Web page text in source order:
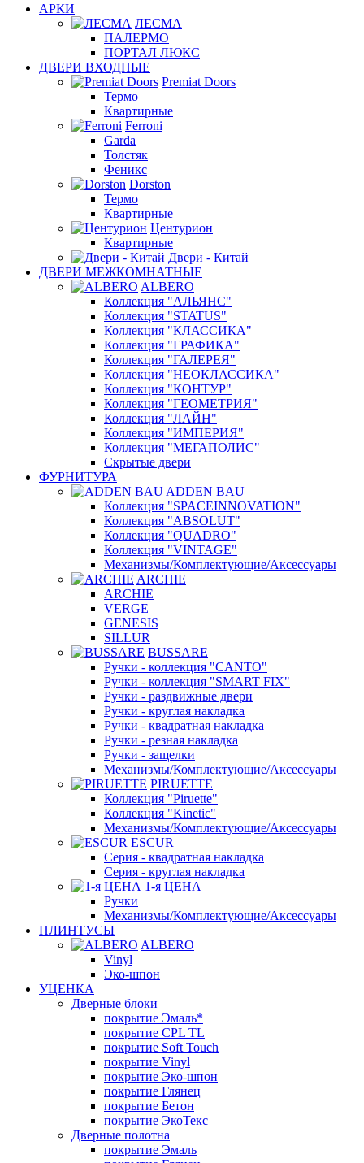
АРКИ
ЛЕСМА
ПАЛЕРМО
ПОРТАЛ ЛЮКС
ДВЕРИ ВХОДНЫЕ
Premiat Doors
Термо
Квартирные
Ferroni
Garda
Толстяк
Феникс
Dorston
Термо
Квартирные
Центурион
Квартирные
Двери - Китай
ДВЕРИ МЕЖКОМНАТНЫЕ
ALBERO
Коллекция "АЛЬЯНС"
Коллекция "STATUS"
Коллекция "КЛАССИКА"
Коллекция "ГРАФИКА"
Коллекция "ГАЛЕРЕЯ"
Коллекция "НЕОКЛАССИКА"
Коллекция "КОНТУР"
Коллекция "ГЕОМЕТРИЯ"
Коллекция "ЛАЙН"
Коллекция "ИМПЕРИЯ"
Коллекция "МЕГАПОЛИС"
Скрытые двери
ФУРНИТУРА
ADDEN BAU
Коллекция "SPACEINNOVATION"
Коллекция "ABSOLUT"
Коллекция "QUADRO"
Коллекция "VINTAGE"
Механизмы/Комплектующие/Аксессуары
ARCHIE
ARCHIE
VERGE
GENESIS
SILLUR
BUSSARE
Ручки - коллекция "CANTO"
Ручки - коллекция "SMART FIX"
Ручки - раздвижные двери
Ручки - круглая накладка
Ручки - квадратная накладка
Ручки - резная накладка
Ручки - защелки
Механизмы/Комплектующие/Аксессуары
PIRUETTE
Коллекция "Piruette"
Коллекция "Kinetic"
Механизмы/Комплектующие/Аксессуары
ESCUR
Серия - квадратная накладка
Серия - круглая накладка
1-я ЦЕНА
Ручки
Механизмы/Комплектующие/Аксессуары
ПЛИНТУСЫ
ALBERO
Vinyl
Эко-шпон
УЦЕНКА
Дверные блоки
покрытие Эмаль*
покрытие CPL TL
покрытие Soft Touch
покрытие Vinyl
покрытие Эко-шпон
покрытие Глянец
покрытие Бетон
покрытие ЭкоТекс
Дверные полотна
покрытие Эмаль